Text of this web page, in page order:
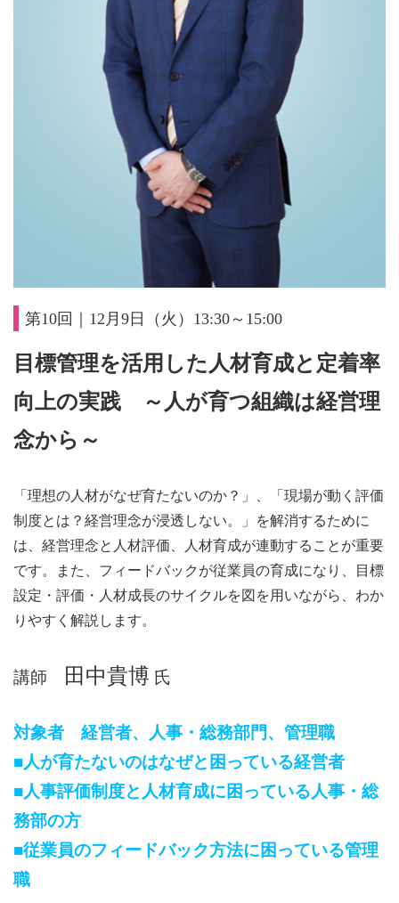
第10回｜12月9日（火）13:30～15:00
目標管理を活用した人材育成と定着率
向上の実践 ～人が育つ組織は経営理
念から～
「理想の人材がなぜ育たないのか？」、「現場が動く評価
制度とは？経営理念が浸透しない。」を解消するために
は、経営理念と人材評価、人材育成が連動することが重要
です。また、フィードバックが従業員の育成になり、目標
設定・評価・人材成長のサイクルを図を用いながら、わか
りやすく解説します。
講師 田中貴博 氏
対象者 経営者、人事・総務部門、管理職
■人が育たないのはなぜと困っている経営者
■人事評価制度と人材育成に困っている人事・総
務部の方
■従業員のフィードバック方法に困っている管理
職